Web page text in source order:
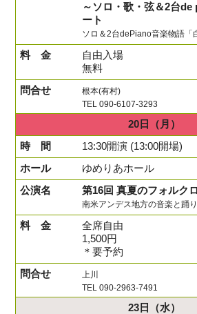
～ソロ・歌・弦＆2台
ート
ソロ＆2台dePiano音楽物語「
自由入場
無料
根本(有村)
TEL 090-6107-3293
20日
（月）
13:30開演 (13:00開場)
ゆめりあホール
第16回 真夏のフォルク
南米アンデス地方の音楽と踊
全席自由
1,500円
＊要予約
上川
TEL 090-2963-7491
23日 （水）